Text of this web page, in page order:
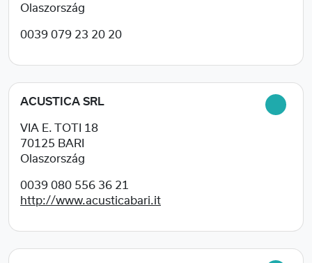
Olaszország
0039 079 23 20 20
ACUSTICA SRL
VIA E. TOTI 18
70125 BARI
Olaszország
0039 080 556 36 21
http://www.acusticabari.it